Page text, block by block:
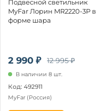
2 990 ₽ 12 995 ₽
Подвесной светильник
MyFar Лорин MR2220-3P в
форме шара
В наличии 8 шт.
Код: 492911
MyFar (Россия)